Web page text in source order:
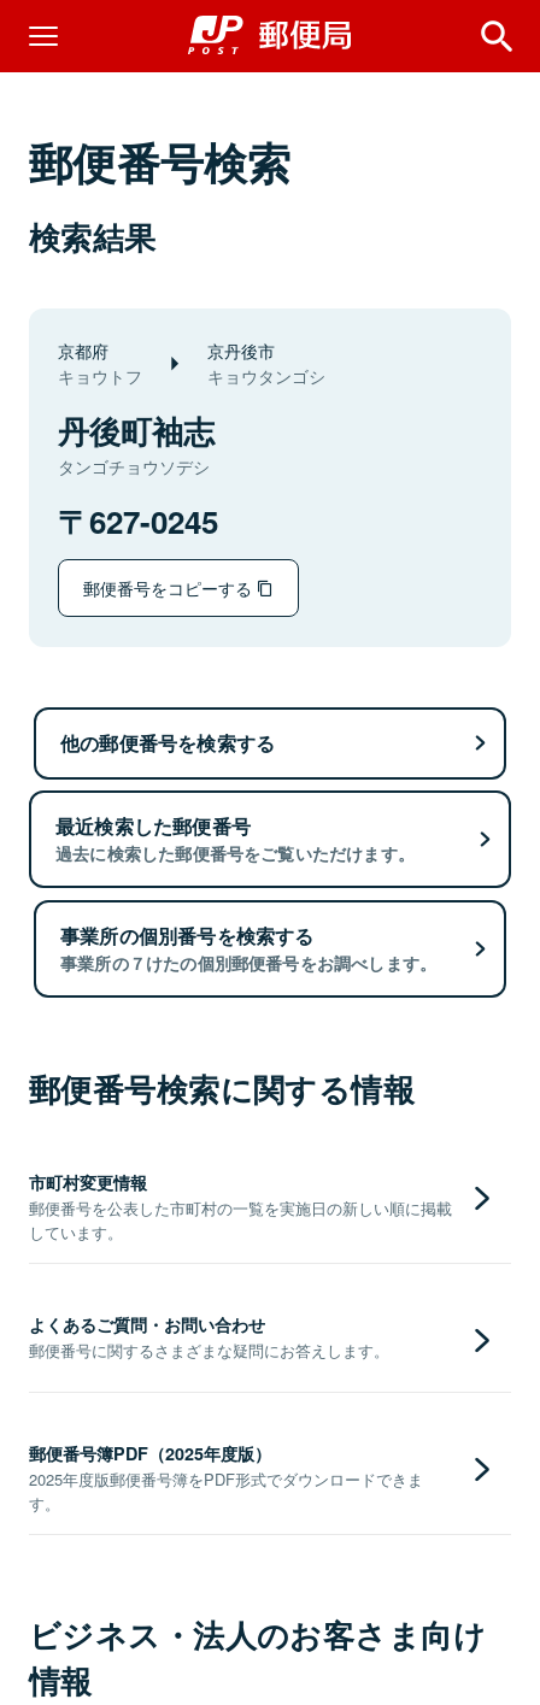
郵便番号検索
検索結果
京都府
キョウトフ
京丹後市
キョウタンゴシ
丹後町袖志
タンゴチョウソデシ
627-0245
郵便番号をコピーする
他の郵便番号を検索する
最近検索した郵便番号
過去に検索した郵便番号をご覧いただけます。
事業所の個別番号を検索する
事業所の７けたの個別郵便番号をお調べします。
郵便番号検索に関する情報
市町村変更情報
郵便番号を公表した市町村の一覧を実施日の新しい順に掲載
しています。
よくあるご質問・お問い合わせ
郵便番号に関するさまざまな疑問にお答えします。
郵便番号簿PDF（2025年度版）
2025年度版郵便番号簿をPDF形式でダウンロードできま
す。
ビジネス・法人のお客さま向け
情報